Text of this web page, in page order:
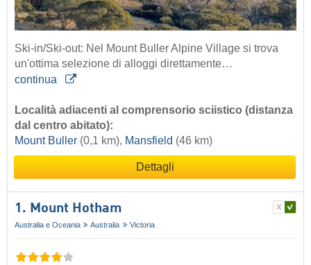
Ski-in/Ski-out: Nel Mount Buller Alpine Village si trova
un'ottima selezione di alloggi direttamente…
continua
Località adiacenti al comprensorio sciistico (distanza
dal centro abitato):
Mount Buller (0,1 km), Mansfield (46 km)
Dettagli
1. Mount Hotham
Australia e Oceania Australia Victoria